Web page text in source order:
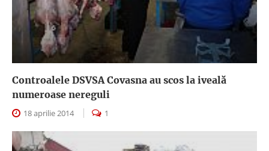
Controalele DSVSA Covasna au scos la iveală
numeroase nereguli
18 aprilie 2014 1